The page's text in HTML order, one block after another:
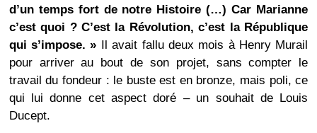
d’un temps fort de notre Histoire (…) Car Marianne
c’est quoi ? C’est la Révolution, c’est la République
qui s’impose. » Il avait fallu deux mois à Henry Murail
pour arriver au bout de son projet, sans compter le
travail du fondeur : le buste est en bronze, mais poli, ce
qui lui donne cet aspect doré – un souhait de Louis
Ducept.